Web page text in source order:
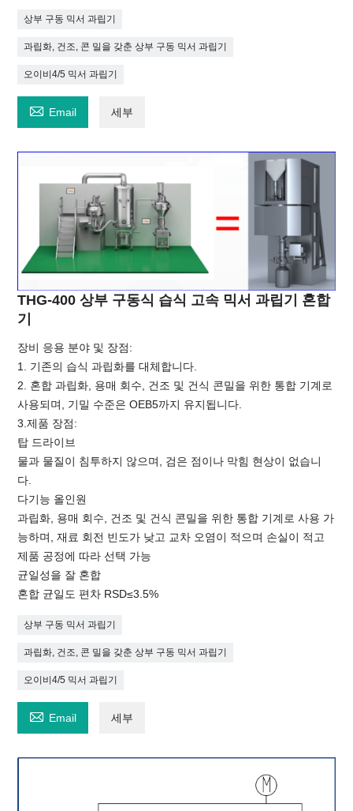
상부 구동 믹서 과립기
과립화, 건조, 콘 밀을 갖춘 상부 구동 믹서 과립기
오이비4/5 믹서 과립기
 Email 세부
THG-400 상부 구동식 습식 고속 믹서 과립기 혼합
기
장비 응용 분야 및 장점:
1. 기존의 습식 과립화를 대체합니다.
2. 혼합 과립화, 용매 회수, 건조 및 건식 콘밀을 위한 통합 기계로
사용되며, 기밀 수준은 OEB5까지 유지됩니다.
3.제품 장점:
탑 드라이브
물과 물질이 침투하지 않으며, 검은 점이나 막힘 현상이 없습니
다.
다기능 올인원
과립화, 용매 회수, 건조 및 건식 콘밀을 위한 통합 기계로 사용 가
능하며, 재료 회전 빈도가 낮고 교차 오염이 적으며 손실이 적고
제품 공정에 따라 선택 가능
균일성을 잘 혼합
혼합 균일도 편차 RSD≤3.5%
상부 구동 믹서 과립기
과립화, 건조, 콘 밀을 갖춘 상부 구동 믹서 과립기
오이비4/5 믹서 과립기
 Email 세부